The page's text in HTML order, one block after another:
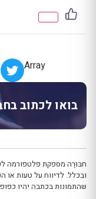
Array
בואו לכתוב
חבּוּרֶה מספקת פלטפורמה
ובכלל. לדיווח על טעות או
שהתמונות בכתבה יהיו